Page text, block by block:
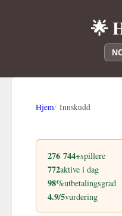
🌟
Hjem Innskudd
276 744+spillere
772aktive i dag
98%utbetalingsgrad
4.9/5vurdering